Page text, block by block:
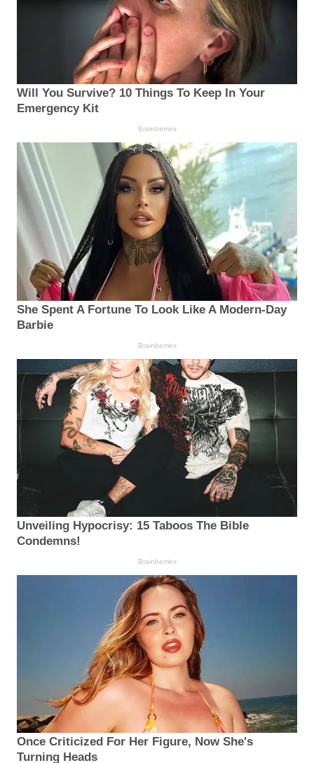
Will You Survive? 10 Things To Keep In Your
Emergency Kit
Brainberries
She Spent A Fortune To Look Like A Modern-Day
Barbie
Brainberries
Unveiling Hypocrisy: 15 Taboos The Bible
Condemns!
Brainberries
Once Criticized For Her Figure, Now She's
Turning Heads